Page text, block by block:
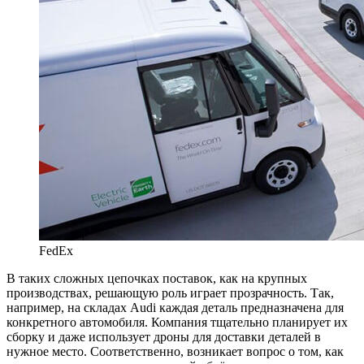
FedEx
В таких сложных цепочках поставок, как на крупных
производствах, решающую роль играет прозрачность. Так,
например, на складах Audi каждая деталь предназначена для
конкретного автомобиля. Компания тщательно планирует их
сборку и даже использует дроны для доставки деталей в
нужное место. Соответственно, возникает вопрос о том, как